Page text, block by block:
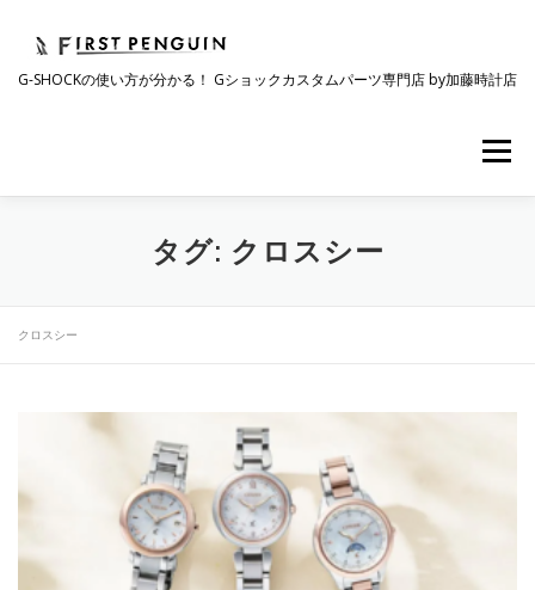
ッ
G-SHOCKの使い方が分かる！ Gショックカスタムパーツ専門店 by加藤時計店
メニュー
事業紹介 ワクワク企画
時計コラム
タグ: クロスシー
クロスシー